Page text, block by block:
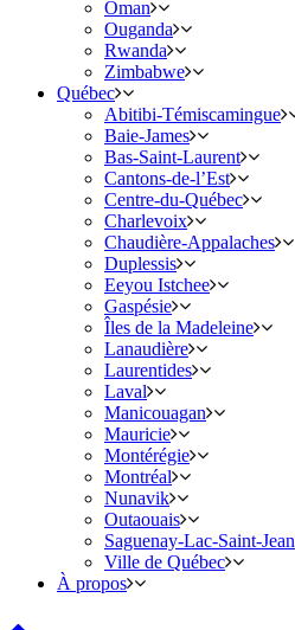
Oman
Ouganda
Rwanda
Zimbabwe
Québec
Abitibi-Témiscamingue
Baie-James
Bas-Saint-Laurent
Cantons-de-l’Est
Centre-du-Québec
Charlevoix
Chaudière-Appalaches
Duplessis
Eeyou Istchee
Gaspésie
Îles de la Madeleine
Lanaudière
Laurentides
Laval
Manicouagan
Mauricie
Montérégie
Montréal
Nunavik
Outaouais
Saguenay-Lac-Saint-Jean
Ville de Québec
À propos